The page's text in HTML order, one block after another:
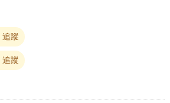
追蹤
追蹤